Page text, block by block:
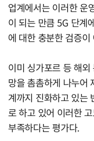
업계에서는 이러한 운
이 되는 만큼 5G 단계
에 대한 충분한 검증
이미 싱가포르 등 해
망을 촘촘하게 나누어
계까지 진화하고 있는
로 하고 있어 이러한
부족하다는 평가다.